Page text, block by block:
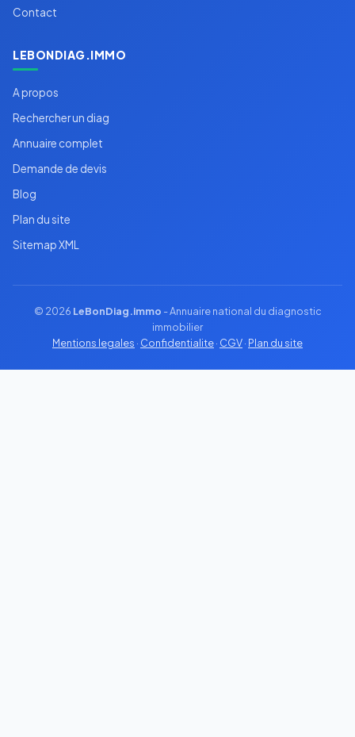
Contact
LEBONDIAG.IMMO
A propos
Rechercher un diag
Annuaire complet
Demande de devis
Blog
Plan du site
Sitemap XML
© 2026 LeBonDiag.immo - Annuaire national du diagnostic
immobilier
Mentions legales · Confidentialite· CGV· Plan du site